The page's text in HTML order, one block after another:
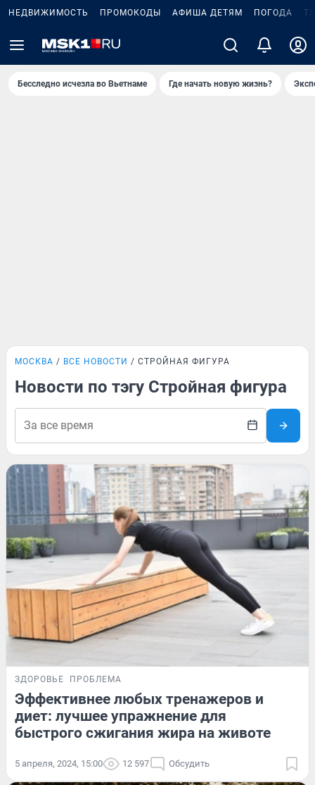
НЕДВИЖИМОСТЬ ПРОМОКОДЫ АФИША ДЕТЯМ ПОГОДА
Бесследно исчезла во Вьетнаме Где начать новую жизнь?
МОСКВА ВСЕ НОВОСТИ СТРОЙНАЯ ФИГУРА
Новости по тэгу Стройная фигура
ЗДОРОВЬЕ ПРОБЛЕМА
Эффективнее любых тренажеров и
диет: лучшее упражнение для
быстрого сжигания жира на животе
5 апреля, 2024, 15:00 12 597 Обсудить